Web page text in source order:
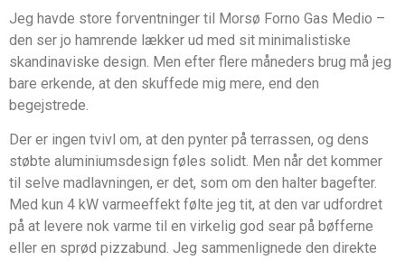
Jeg havde store forventninger til Morsø Forno Gas Medio –
den ser jo hamrende lækker ud med sit minimalistiske
skandinaviske design. Men efter flere måneders brug må jeg
bare erkende, at den skuffede mig mere, end den
begejstrede.
Der er ingen tvivl om, at den pynter på terrassen, og dens
støbte aluminiumsdesign føles solidt. Men når det kommer
til selve madlavningen, er det, som om den halter bagefter.
Med kun 4 kW varmeeffekt følte jeg tit, at den var udfordret
på at levere nok varme til en virkelig god sear på bøfferne
eller en sprød pizzabund. Jeg sammenlignede den direkte